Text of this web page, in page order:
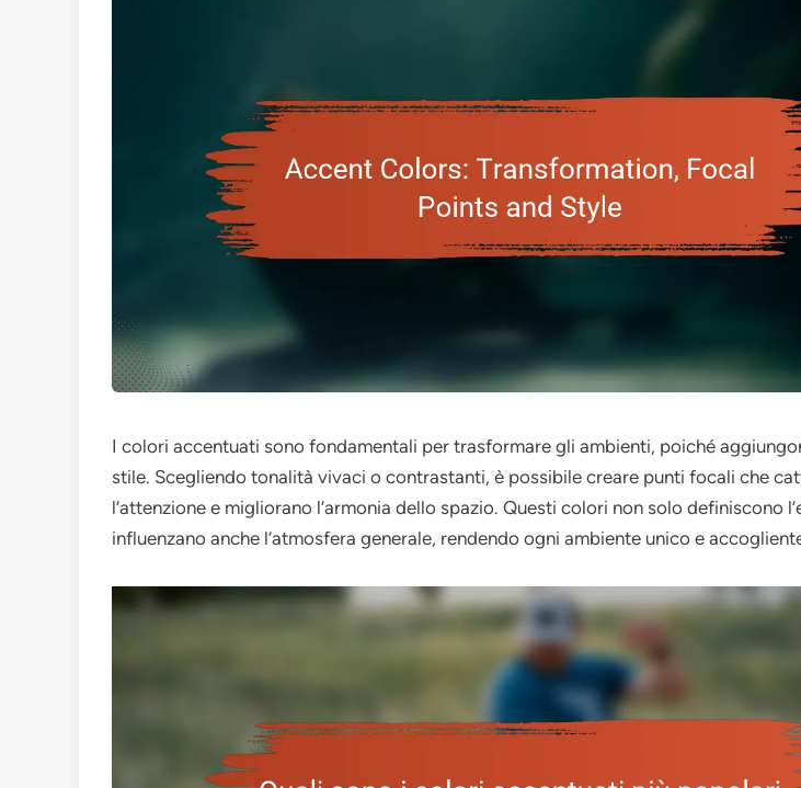
I colori accentuati sono fondamentali per trasformare gli ambienti, poiché
stile. Scegliendo tonalità vivaci o contrastanti, è possibile creare punti focali che
l’attenzione e migliorano l’armonia dello spazio. Questi colori non solo definiscono
influenzano anche l’atmosfera generale, rendendo ogni ambiente unico e